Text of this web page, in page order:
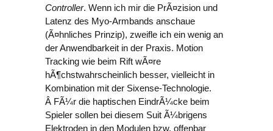
Controller. Wenn ich mir die PrÃ¤zision und
Latenz des Myo-Armbands anschaue
(Ã¤hnliches Prinzip), zweifle ich ein wenig an
der Anwendbarkeit in der Praxis. Motion
Tracking wie beim Rift wÃ¤re
hÃ¶chstwahrscheinlich besser, vielleicht in
Kombination mit der Sixense-Technologie.
Â FÃ¼r die haptischen EindrÃ¼cke beim
Spieler sollen bei diesem Suit Ã¼brigens
Elektroden in den Modulen bzw. offenbar